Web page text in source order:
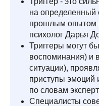
на определенный
прошлым опытом
психолог Дарья
Триггеры могут
воспоминания) и
ситуации),
приступы эмоций
по словам
Специалисты